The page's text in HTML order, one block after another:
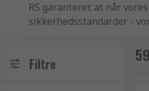
RS garanterer, at når
sikkerhedsstandarder -
dine HMI tilbehør
fremskaffet fra de mest
Filtre